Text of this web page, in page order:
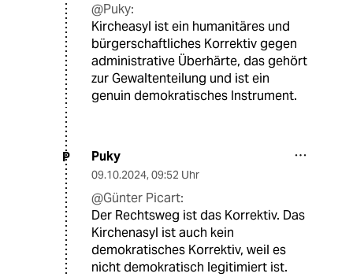
@Puky:
Kircheasyl ist ein humanitäres und
bürgerschaftliches Korrektiv gegen
administrative Überhärte, das gehört
zur Gewaltenteilung und ist ein
genuin demokratisches Instrument.
P Puky
09.10.2024, 09:52 Uhr
@Günter Picart:
Der Rechtsweg ist das Korrektiv. Das
Kirchenasyl ist auch kein
demokratisches Korrektiv, weil es
nicht demokratisch legitimiert ist.